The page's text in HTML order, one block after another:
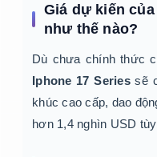
Giá dự kiến
như thế nào?
Dù chưa chính thức
Iphone 17 Seriessẽ
khúc cao cấp, dao
hơn 1,4 nghìn USD